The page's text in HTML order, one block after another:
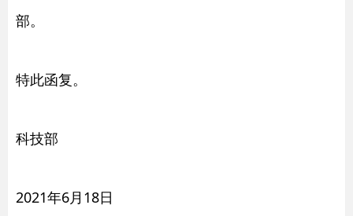
部。
特此函复。
科技部
2021年6月18日